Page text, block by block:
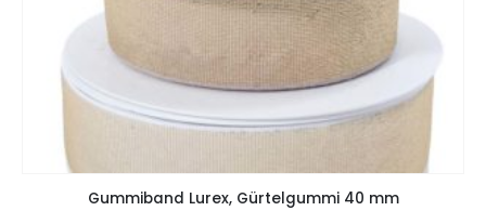
Gummiband Lurex, Gürtelgummi 40 mm